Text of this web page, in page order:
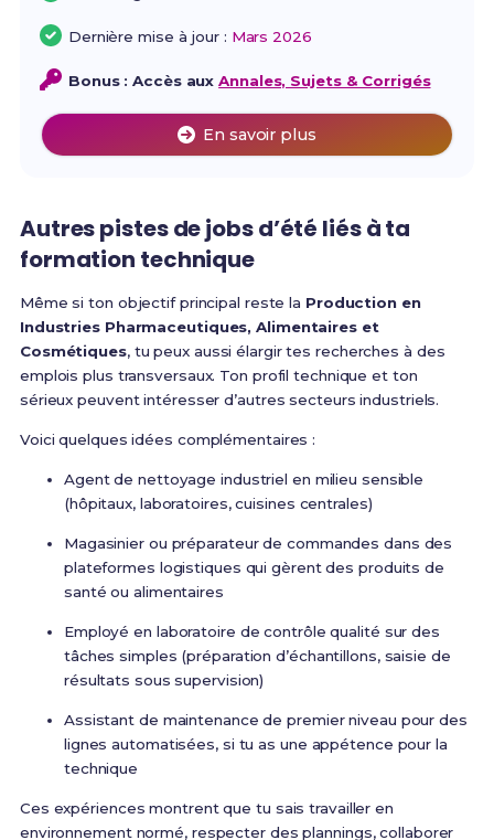
Dernière mise à jour : Mars 2026
Bonus : Accès auxAnnales, Sujets & Corrigés
En savoir plus
Autres pistes de jobs d’été liés à ta
formation technique
Même si ton objectif principal reste la Production en
Industries Pharmaceutiques, Alimentaires et
Cosmétiques, tu peux aussi élargir tes recherches à des
emplois plus transversaux. Ton profil technique et ton
sérieux peuvent intéresser d’autres secteurs industriels.
Voici quelques idées complémentaires :
Agent de nettoyage industriel en milieu sensible
(hôpitaux, laboratoires, cuisines centrales)
Magasinier ou préparateur de commandes dans des
plateformes logistiques qui gèrent des produits de
santé ou alimentaires
Employé en laboratoire de contrôle qualité sur des
tâches simples (préparation d’échantillons, saisie de
résultats sous supervision)
Assistant de maintenance de premier niveau pour des
lignes automatisées, si tu as une appétence pour la
technique
Ces expériences montrent que tu sais travailler en
environnement normé, respecter des plannings, collaborer